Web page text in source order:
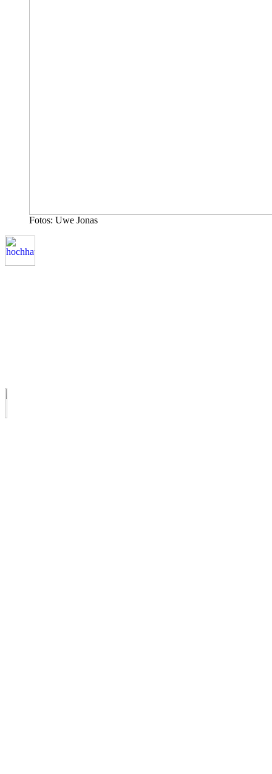
Fotos: Uwe Jonas